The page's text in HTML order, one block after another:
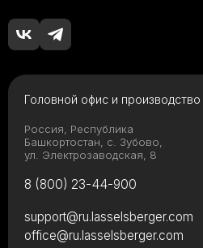
Головной офис и производство
Россия, Республика
Башкортостан, с. Зубово,
ул. Электрозаводская, 8
8 (800) 23-44-900
support@ru.lasselsberger.com
office@ru.lasselsberger.com